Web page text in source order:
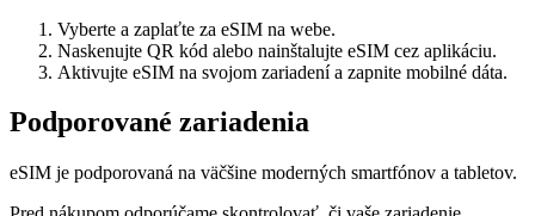
Vyberte a zaplaťte za eSIM na webe.
Naskenujte QR kód alebo nainštalujte eSIM cez aplikáciu.
Aktivujte eSIM na svojom zariadení a zapnite mobilné dáta.
Podporované zariadenia
eSIM je podporovaná na väčšine moderných smartfónov a tabletov.